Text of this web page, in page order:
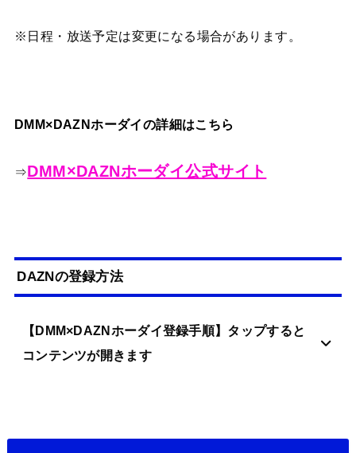
※日程・放送予定は変更になる場合があります。
DMM×DAZNホーダイの詳細はこちら
⇒DMM×DAZNホーダイ公式サイト
DAZNの登録方法
【DMM×DAZNホーダイ登録手順】タップすると
コンテンツが開きます